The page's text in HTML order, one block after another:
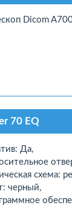
Dicom
70 EQ
Да,
схема:
черный,